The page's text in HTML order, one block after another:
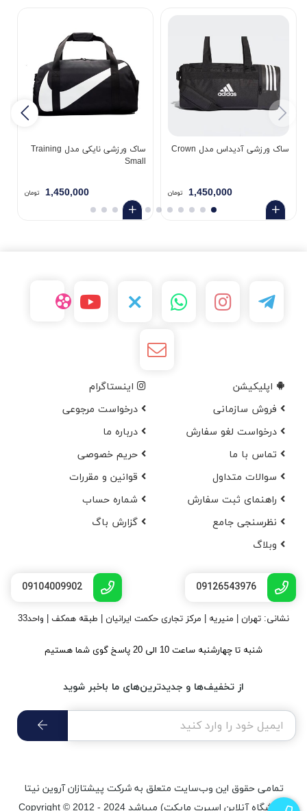
ساک ورزشی آدیداس مدل Crown
1,450,000 تومان
ساک ورزشی نایکی مدل Training
Small
1,450,000 تومان
اپلیکیشن
اینستاگرام
فروش سازمانی
درخواست مرجوعی
درخواست لغو سفارش
در‌باره ما
تماس با ما
حریم خصوصی
سوالات متداول
قوانین و مقررات
راهنمای ثبت سفارش
شماره حساب
نظرسنجی جامع
گزارش باگ
وبلاگ
09126543976
09104009902
نشانی: تهران | منیریه | مرکز تجاری حکمت ایرانیان | طبقه همکف | واحد33
شنبه تا چهارشنبه ساعت 10 الی 20 پاسخ گوی شما هستیم
از تخفیف‌ها و جدیدترین‌های ما باخبر شوید
تمامی حقوق اين وب‌سايت متعلق به شرکت پیشتازان آروین نیتا
(فروشگاه آنلاین اسپرت مایکت) میباشد Copyright © 2012 - 2024